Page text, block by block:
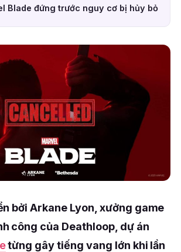
Blade đứng trước nguy cơ bị hủy bỏ
bởi Arkane Lyon, xưởng game
công của Deathloop, dự án
từng gây tiếng vang lớn khi lần